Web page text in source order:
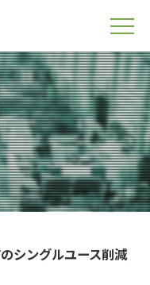
シングルユース削減